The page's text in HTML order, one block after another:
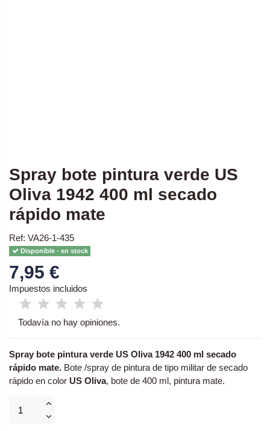
Spray bote pintura verde US
Oliva 1942 400 ml secado
rápido mate
Ref: VA26-1-435
Disponible - en stock
7,95 €
Impuestos incluidos
Todavía no hay opiniones.
Spray bote pintura verde US Oliva 1942 400 ml secado
rápido mate. Bote /spray de pintura de tipo militar de secado
rápido en color US Oliva, bote de 400 ml, pintura mate.